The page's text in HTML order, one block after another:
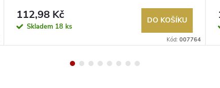
112,98 Kč
Skladem 18 ks
DO KOŠÍKU
Kód: 007764